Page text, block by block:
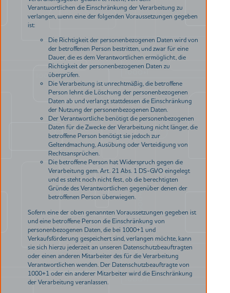
Verantwortlichen die Einschränkung der Verarbeitung zu
verlangen, wenn eine der folgenden Voraussetzungen gegeben
ist:
Die Richtigkeit der personenbezogenen Daten wird von
der betroffenen Person bestritten, und zwar für eine
Dauer, die es dem Verantwortlichen ermöglicht, die
Richtigkeit der personenbezogenen Daten zu
überprüfen.
Die Verarbeitung ist unrechtmäßig, die betroffene
Person lehnt die Löschung der personenbezogenen
Daten ab und verlangt stattdessen die Einschränkung
der Nutzung der personenbezogenen Daten.
Der Verantwortliche benötigt die personenbezogenen
Daten für die Zwecke der Verarbeitung nicht länger, die
betroffene Person benötigt sie jedoch zur
Geltendmachung, Ausübung oder Verteidigung von
Rechtsansprüchen.
Die betroffene Person hat Widerspruch gegen die
Verarbeitung gem. Art. 21 Abs. 1 DS-GVO eingelegt
und es steht noch nicht fest, ob die berechtigten
Gründe des Verantwortlichen gegenüber denen der
betroffenen Person überwiegen.
Sofern eine der oben genannten Voraussetzungen gegeben ist
und eine betroffene Person die Einschränkung von
personenbezogenen Daten, die bei 1000+1 und
Verkaufsförderung gespeichert sind, verlangen möchte, kann
sie sich hierzu jederzeit an unseren Datenschutzbeauftragten
oder einen anderen Mitarbeiter des für die Verarbeitung
Verantwortlichen wenden. Der Datenschutzbeauftragte von
1000+1 oder ein anderer Mitarbeiter wird die Einschränkung
der Verarbeitung veranlassen.